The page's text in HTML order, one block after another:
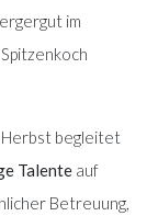
im
Herbst begleitet
Talente auf
Betreuung,